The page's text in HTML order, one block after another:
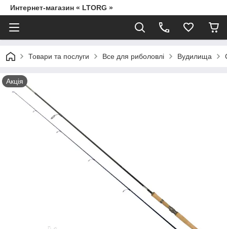
Интернет-магазин « LTORG »
Товари та послуги Все для риболовлі Вудилища
Акція